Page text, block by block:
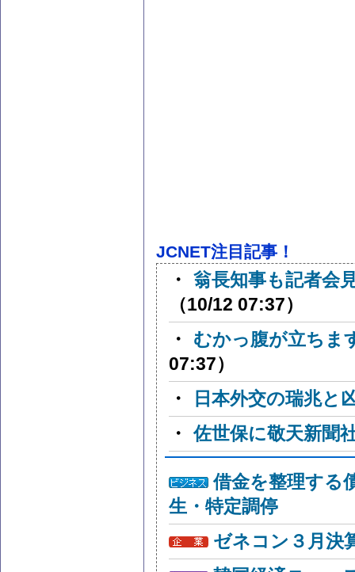
JCNET注目記事！
・ 翁長知事も記者会
（10/12 07:37）
・
むかっ腹が立ちま
07:37）
・
日本外交の瑞兆と
・ 佐世保に敬天新聞
借金を整理する
生・特定調停
ゼネコン３月決